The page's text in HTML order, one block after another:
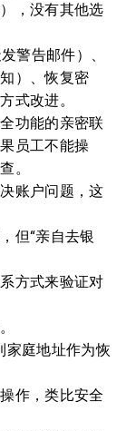
，没有其他选
警告邮件）、
）、恢复密
式改进。
功能的亲密联
员工不能操
。
账户问题，这
但“亲自去银
方式来验证对
家庭地址作为恢
作，类比安全